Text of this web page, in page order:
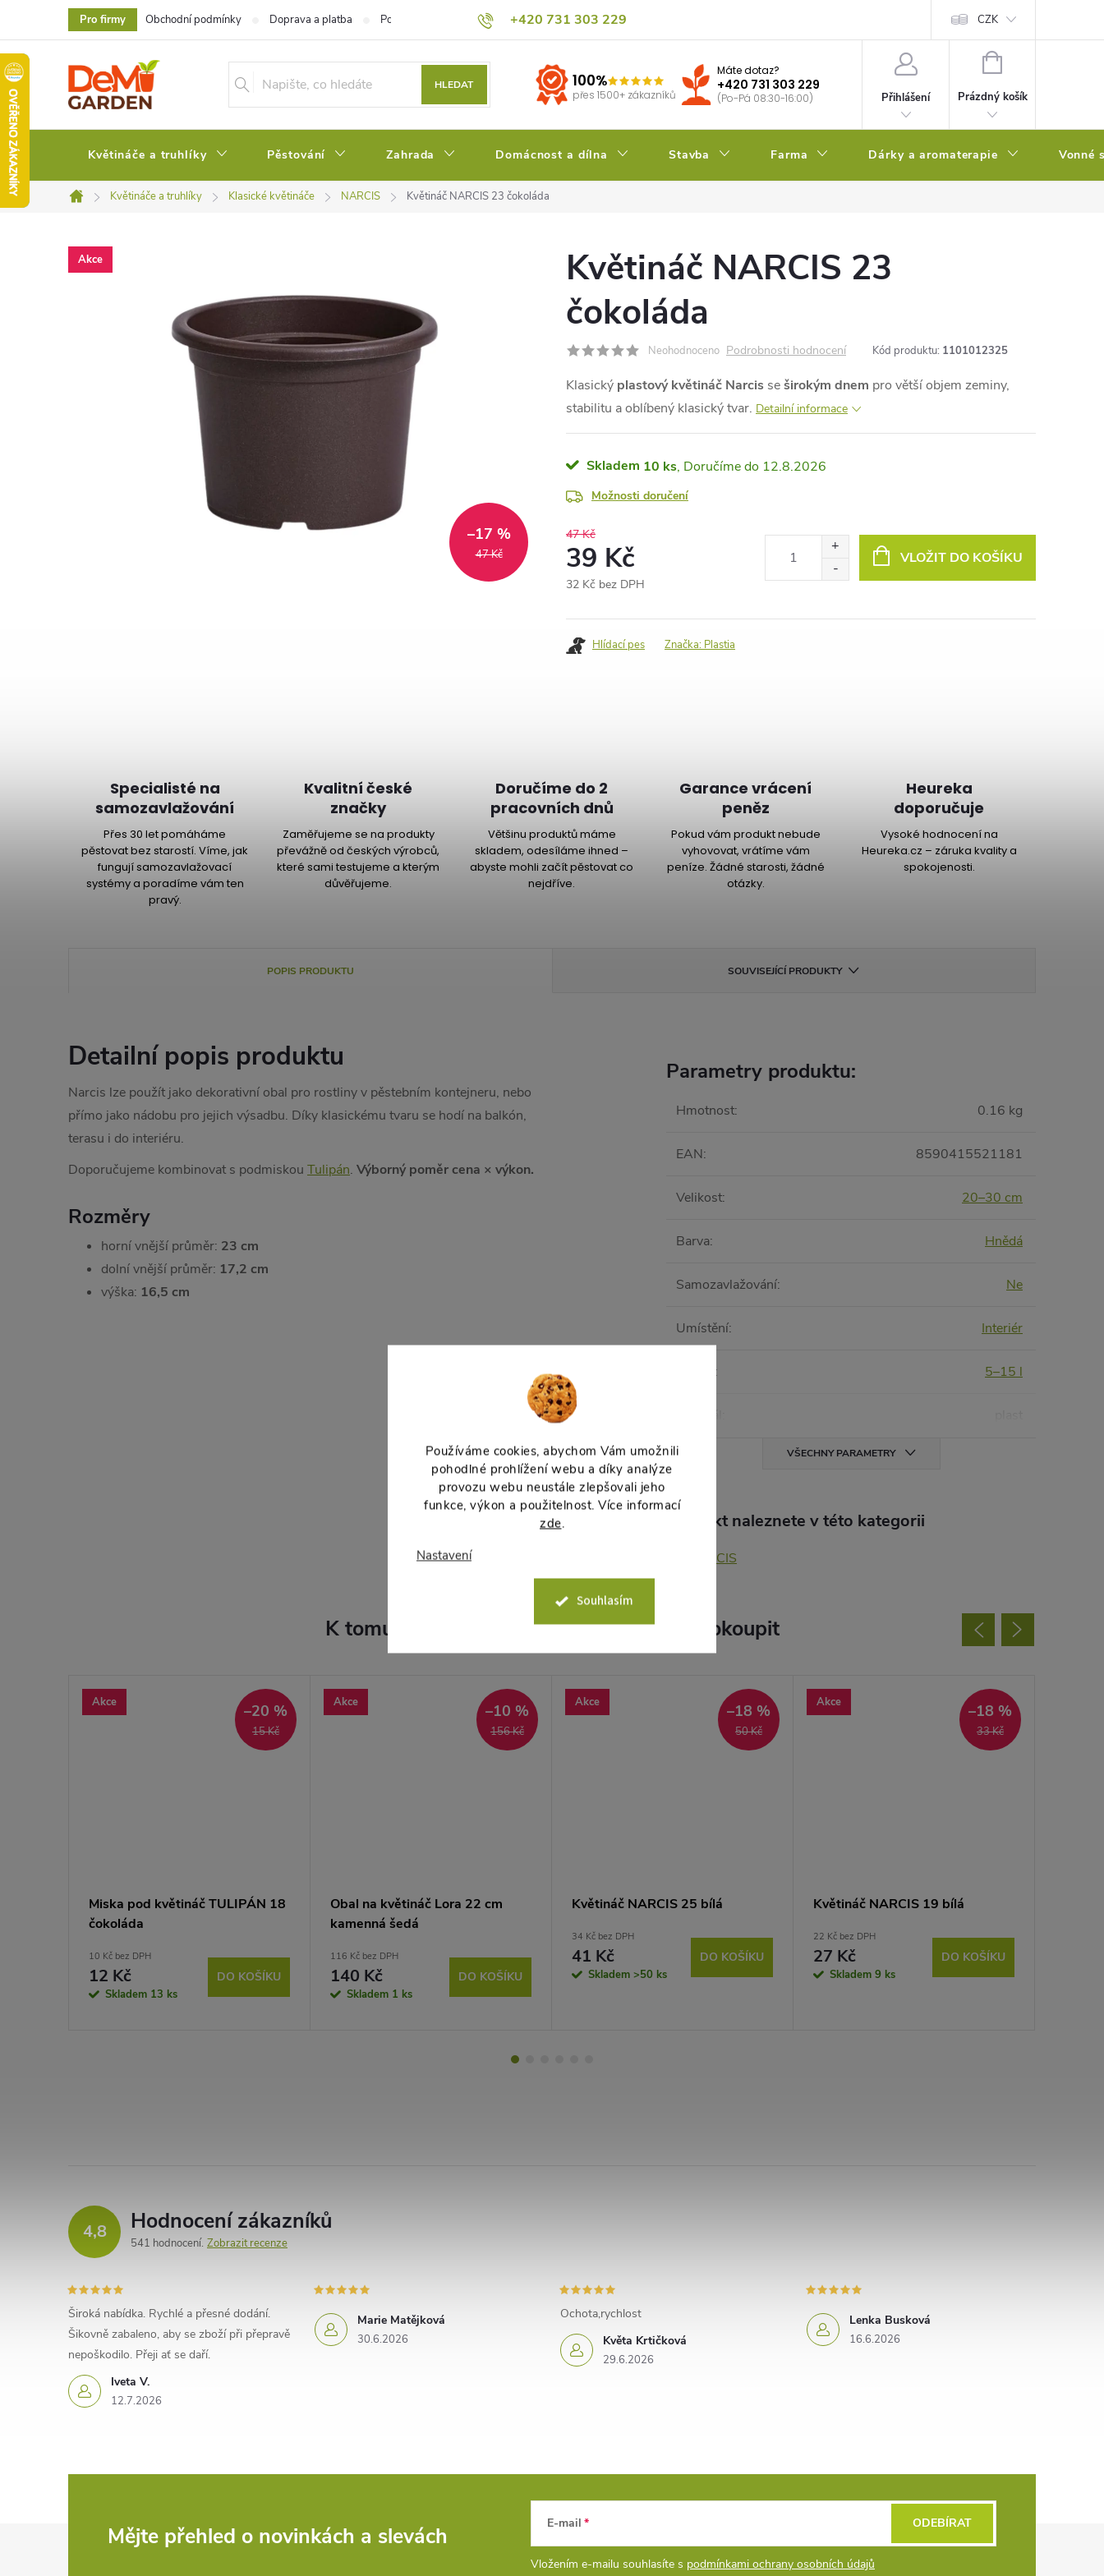
Používáme cookies, abychom Vám umožnili
pohodlné prohlížení webu a díky analýze
provozu webu neustále zlepšovali jeho
funkce, výkon a použitelnost. Více informací
zde.
Nastavení
Souhlasím
obsah
+420 731 303 229
Pro firmy Obchodní podmínky Doprava a platba Podmínky ochrany osobních údajů Pěstitelský blog CZK
HLEDAT 100%
přes 1500+ zákazníků
Máte dotaz?
+420 731 303 229
(Po-Pá 08:30-16:00) Přihlášení
NÁKUPNÍ
Prázdný košík
Květináče a truhlíky Pěstování Zahrada Domácnost a dílna Stavba Farma Dárky a aromaterapie Vonné
Domů
Květináče a truhlíky Klasické květináče NARCIS Květináč NARCIS 23 čokoláda
Akce
47 Kč
–17 %
Květináč NARCIS 23
čokoláda
Neohodnoceno Podrobnosti hodnocení Kód produktu: 1101012325
Klasický plastový květináč Narcis seširokým dnem pro větší objem zeminy,
stabilitu a oblíbený klasický tvar. Detailní informace
Skladem 10 ks 12.8.2026
Možnosti doručení
47 Kč
39 Kč
32 Kč bez DPH
cena:
VLOŽIT DO KOŠÍKU
Hlídací pes Značka: Plastia
Specialisté na
samozavlažování
Přes 30 let pomáháme
pěstovat bez starostí. Víme, jak
fungují samozavlažovací
systémy a poradíme vám ten
pravý.
Kvalitní české
značky
Zaměřujeme se na produkty
převážně od českých výrobců,
které sami testujeme a kterým
důvěřujeme.
Doručíme do 2
pracovních dnů
Většinu produktů máme
skladem, odesíláme ihned –
abyste mohli začít pěstovat co
nejdříve.
Garance vrácení
peněz
Pokud vám produkt nebude
vyhovovat, vrátíme vám
peníze. Žádné starosti, žádné
otázky.
Heureka
doporučuje
Vysoké hodnocení na
Heureka.cz – záruka kvality a
spokojenosti.
POPIS PRODUKTU SOUVISEJÍCÍ PRODUKTY
Detailní popis produktu
Narcis lze použít jako dekorativní obal pro rostliny v pěstebním kontejneru, nebo
přímo jako nádobu pro jejich výsadbu. Díky klasickému tvaru se hodí na balkón,
terasu i do interiéru.
Doporučujeme kombinovat s podmiskou Tulipán. Výborný poměr cena × výkon.
Rozměry
horní vnější průměr: 23 cm
dolní vnější průměr: 17,2 cm
výška: 16,5 cm
Parametry produktu:
Hmotnost: 0.16 kg
EAN: 8590415521181
Velikost: 20–30 cm
Barva: Hnědá
Samozavlažování: Ne
Umístění: Interiér
: 5–15 l
VŠECHNY PARAMETRY
Produkt naleznete v této kategorii
NARCIS
K tomuto produktu doporučujeme ještě dokoupit
Akce
15 Kč
–20 %
Miska pod květináč TULIPÁN 18
čokoláda
10 Kč bez DPH
12 Kč
Skladem 13 ks
DO KOŠÍKU
Akce
156 Kč
–10 %
Obal na květináč Lora 22 cm
kamenná šedá
116 Kč bez DPH
140 Kč
Skladem 1 ks
DO KOŠÍKU
Akce
50 Kč
–18 %
Květináč NARCIS 25 bílá
34 Kč bez DPH
41 Kč
Skladem >50 ks
DO KOŠÍKU
Akce
33 Kč
–18 %
Květináč NARCIS 19 bílá
22 Kč bez DPH
27 Kč
Skladem 9 ks
DO KOŠÍKU
4,8 Hodnocení zákazníků
541 hodnocení Zobrazit recenze
Iveta V.
12.7.2026
Široká nabídka. Rychlé a přesné dodání.
Šikovně zabaleno, aby se zboží při přepravě
nepoškodilo. Přeji ať se daří.
Marie Matějková
30.6.2026 Květa Krtičková
29.6.2026
Ochota,rychlost Lenka Busková
16.6.2026
Mějte přehled o novinkách a slevách E-mail
Vložením e-mailu souhlasíte s podmínkami ochrany osobních údajů
ODEBÍRAT